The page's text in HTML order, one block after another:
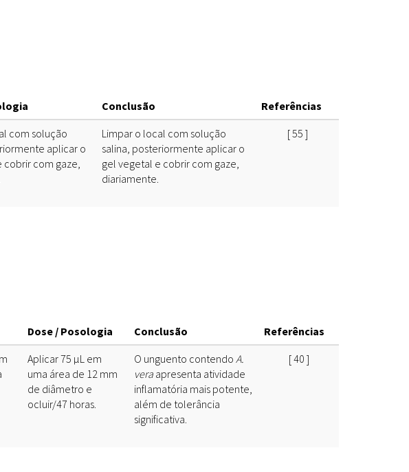
Cartilhas
Documentos Oficiais
Livros
Base de dados
Especialistas
&
Pesquisa
Conclusão
Referências
com solução
aplicar o
cobrir com gaze,
Limpar o local com solução
salina, posteriormente aplicar o
gel vegetal e cobrir com gaze,
diariamente.
[55 ]
Dose / Posologia Conclusão
Referências
Aplicar 75 µL em
uma área de 12 mm
de diâmetro e
ocluir/47 horas.
O unguento contendo A.
vera apresenta atividade
inflamatória mais potente,
além de tolerância
significativa.
[40 ]